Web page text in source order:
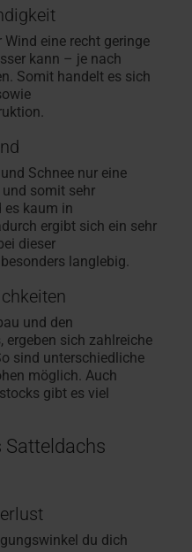
eine recht geringe
kann – je nach
Somit handelt es sich
Schnee nur eine
somit sehr
es kaum in
ergibt sich ein sehr
dieser
langlebig.
und den
ergeben sich zahlreiche
sind unterschiedliche
möglich. Auch
gibt es viel
Satteldachs
du dich